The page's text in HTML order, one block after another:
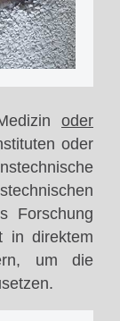
oder
oder
Forschung
in direktem
um die